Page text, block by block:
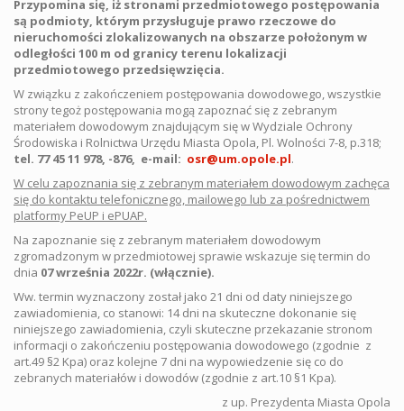
Przypomina się, iż stronami przedmiotowego postępowania
są podmioty, którym przysługuje prawo rzeczowe do
nieruchomości zlokalizowanych na obszarze położonym w
odległości 100 m od granicy terenu lokalizacji
przedmiotowego przedsięwzięcia.
W związku z zakończeniem postępowania dowodowego, wszystkie
strony tegoż postępowania mogą zapoznać się z zebranym
materiałem dowodowym znajdującym się w Wydziale Ochrony
Środowiska i Rolnictwa Urzędu Miasta Opola, Pl. Wolności 7-8, p.318;
tel. 77 45 11 978, -876, e-mail: osr@um.opole.pl.
W celu zapoznania się z zebranym materiałem dowodowym zachęca
się do kontaktu telefonicznego, mailowego lub za pośrednictwem
platformy PeUP i ePUAP.
Na zapoznanie się z zebranym materiałem dowodowym
zgromadzonym w przedmiotowej sprawie wskazuje się termin do
dnia 07 września 2022r. (włącznie).
Ww. termin wyznaczony został jako 21 dni od daty niniejszego
zawiadomienia, co stanowi: 14 dni na skuteczne dokonanie się
niniejszego zawiadomienia, czyli skuteczne przekazanie stronom
informacji o zakończeniu postępowania dowodowego (zgodnie z
art.49 §2 Kpa) oraz kolejne 7 dni na wypowiedzenie się co do
zebranych materiałów i dowodów (zgodnie z art.10 §1 Kpa).
z up. Prezydenta Miasta Opola